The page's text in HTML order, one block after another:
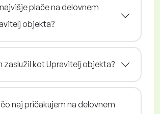
plače na delovnem
objekta?
zaslužil kot Upravitelj objekta?
naj pričakujem na delovnem